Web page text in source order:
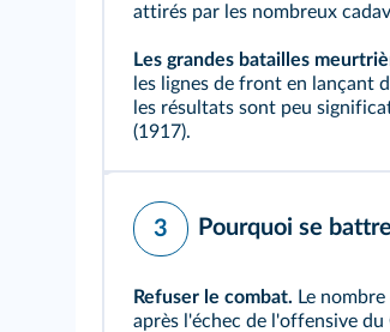
attirés par les nombreux
Les grandes batailles
les lignes de front en lançant
les résultats sont peu
(1917).
3 Pourquoi se
Refuser le combat. Le
après l'échec de l'offensive du